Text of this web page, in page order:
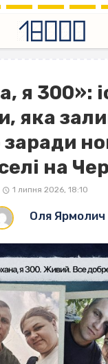
я 300»:
яка
заради
на
1 липня 2026, 18:10
Оля Ярмолич